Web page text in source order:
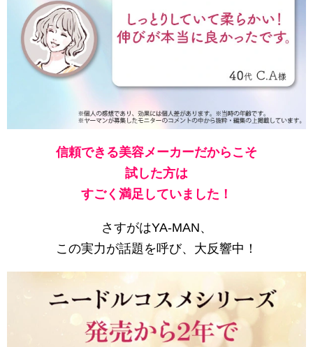
信頼できる美容メーカーだからこそ
試した方は
すごく満足していました！
さすがはYA-MAN、
この実力が話題を呼び、大反響中！